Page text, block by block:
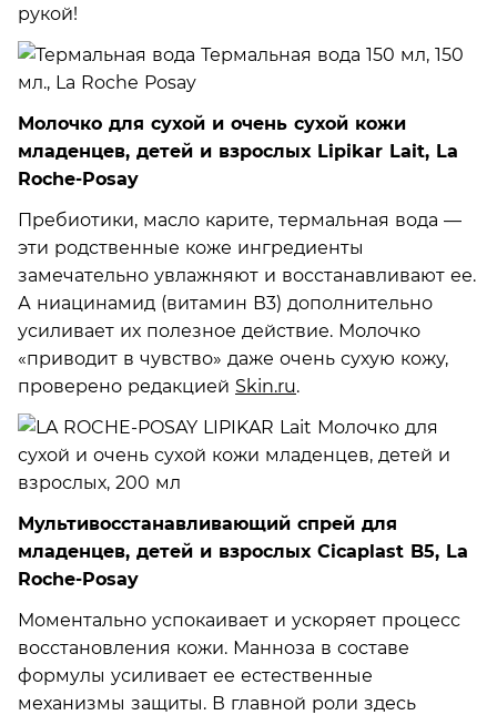
рукой!
Молочко для сухой и очень сухой кожи
младенцев, детей и взрослых Lipikar Lait, La
Roche-Posay
Пребиотики, масло карите, термальная вода —
эти родственные коже ингредиенты
замечательно увлажняют и восстанавливают ее.
А ниацинамид (витамин В3) дополнительно
усиливает их полезное действие. Молочко
«приводит в чувство» даже очень сухую кожу,
проверено редакцией Skin.ru.
Мультивосстанавливающий спрей для
младенцев, детей и взрослых Cicaplast B5, La
Roche-Posay
Моментально успокаивает и ускоряет процесс
восстановления кожи. Манноза в составе
формулы усиливает ее естественные
механизмы защиты. В главной роли здесь